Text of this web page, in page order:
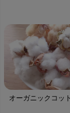
オーガニックコッ